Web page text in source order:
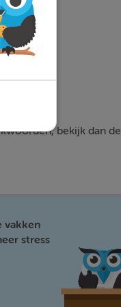
bekijk dan de
vakken
stress